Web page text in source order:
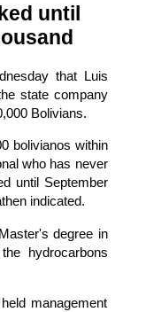
until
that Luis
state company
Bolivians.
bolivianos within
who has never
until September
indicated.
degree in
hydrocarbons
management